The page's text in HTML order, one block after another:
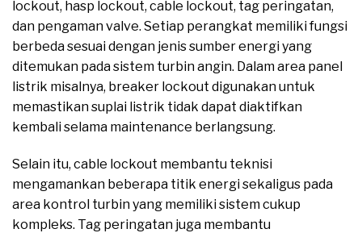
lockout, hasp lockout, cable lockout, tag peringatan,
dan pengaman valve. Setiap perangkat memiliki fungsi
berbeda sesuai dengan jenis sumber energi yang
ditemukan pada sistem turbin angin. Dalam area panel
listrik misalnya, breaker lockout digunakan untuk
memastikan suplai listrik tidak dapat diaktifkan
kembali selama maintenance berlangsung.
Selain itu, cable lockout membantu teknisi
mengamankan beberapa titik energi sekaligus pada
area kontrol turbin yang memiliki sistem cukup
kompleks. Tag peringatan juga membantu